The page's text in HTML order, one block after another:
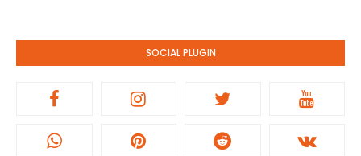
SOCIAL PLUGIN